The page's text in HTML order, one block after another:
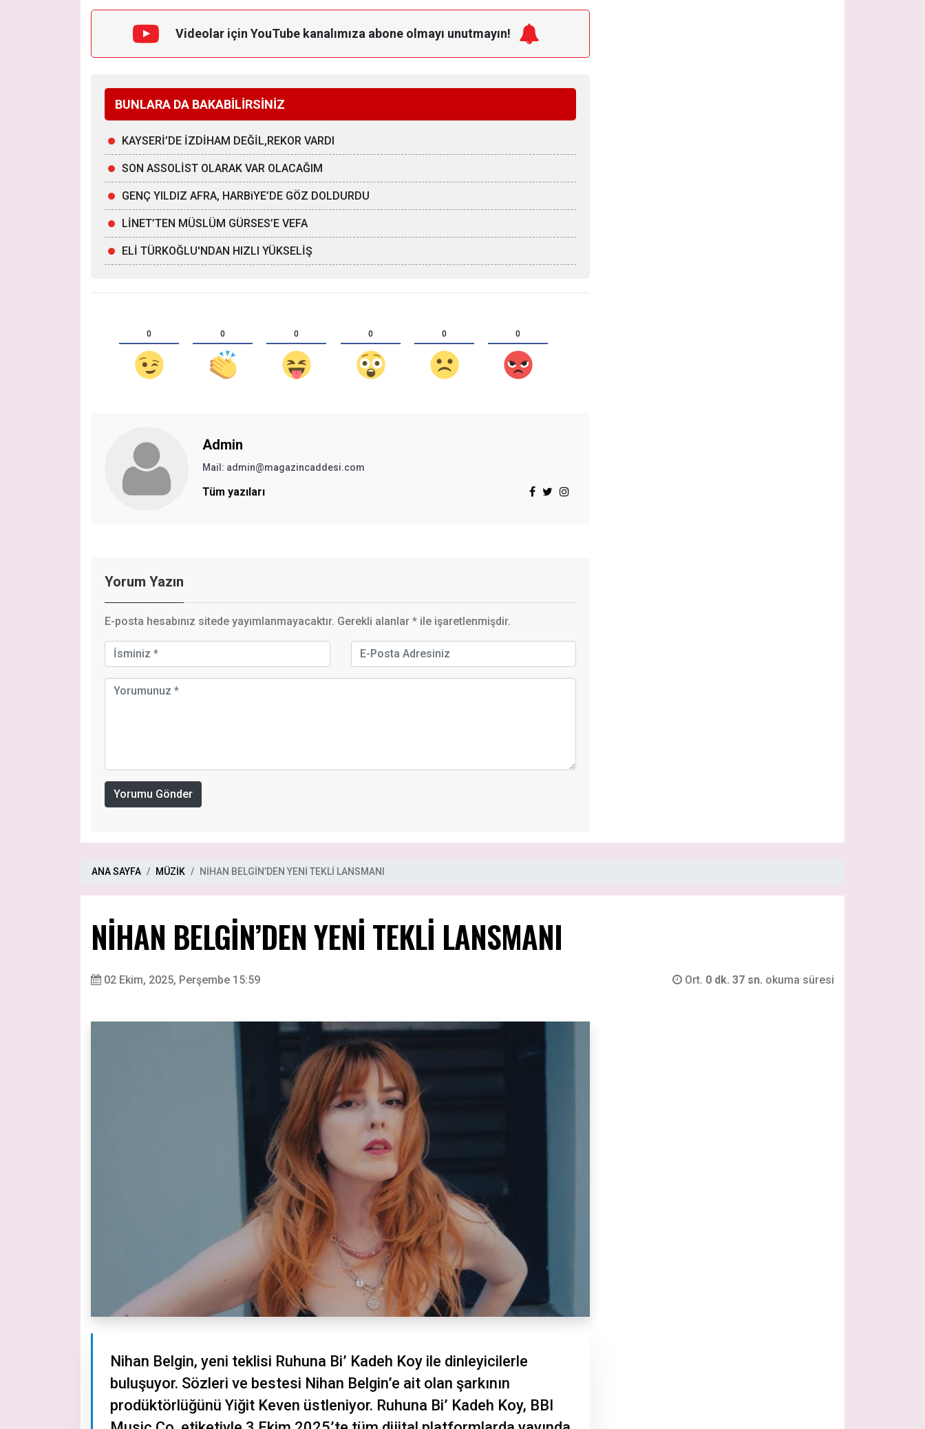
Videolar için YouTube kanalımıza abone olmayı unutmayın!
BUNLARA DA BAKABİLİRSİNİZ
KAYSERİ’DE İZDİHAM DEĞİL,REKOR VARDI
SON ASSOLİST OLARAK VAR OLACAĞIM
GENÇ YILDIZ AFRA, HARBiYE’DE GÖZ DOLDURDU
LİNET’TEN MÜSLÜM GÜRSES’E VEFA
ELİ TÜRKOĞLU'NDAN HIZLI YÜKSELİŞ
0 0 0 0 0 0
Admin
Mail: admin@magazincaddesi.com
Tüm yazıları
Yorum Yazın
E-posta hesabınız sitede yayımlanmayacaktır. Gerekli alanlar * ile işaretlenmişdir.
Yorumu Gönder
ANA SAYFA MÜZİK NİHAN BELGİN’DEN YENİ TEKLİ LANSMANI
NİHAN BELGİN’DEN YENİ TEKLİ LANSMANI
02 Ekim, 2025, Perşembe 15:59 Ort. 0 dk. 37 sn. okuma süresi
Nihan Belgin, yeni teklisi Ruhuna Bi’ Kadeh Koy ile dinleyicilerle
buluşuyor. Sözleri ve bestesi Nihan Belgin’e ait olan şarkının
prodüktörlüğünü Yiğit Keven üstleniyor. Ruhuna Bi’ Kadeh Koy, BBI